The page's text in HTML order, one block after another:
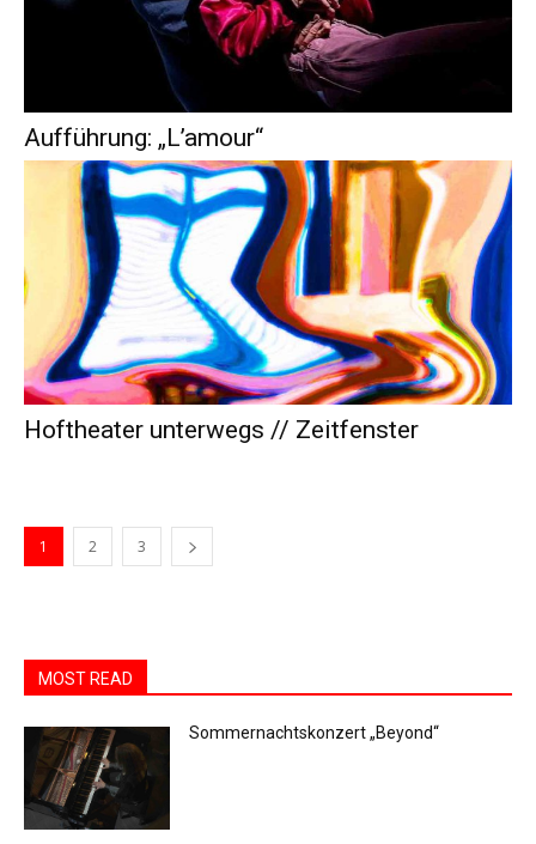
Aufführung: „L’amour“
Hoftheater unterwegs // Zeitfenster
1 2 3
MOST READ
Sommernachtskonzert „Beyond“